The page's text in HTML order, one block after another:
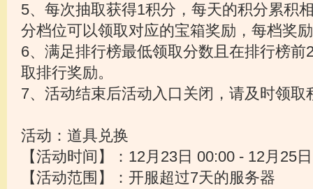
5、每次抽取获得1积分，每天的积分累积
分档位可以领取对应的宝箱奖励，每档奖
6、满足排行榜最低领取分数且在排行榜前
取排行奖励。
7、活动结束后活动入口关闭，请及时领取
活动：道具兑换
【活动时间】：12月23日 00:00 - 12月25
【活动范围】：开服超过7天的服务器